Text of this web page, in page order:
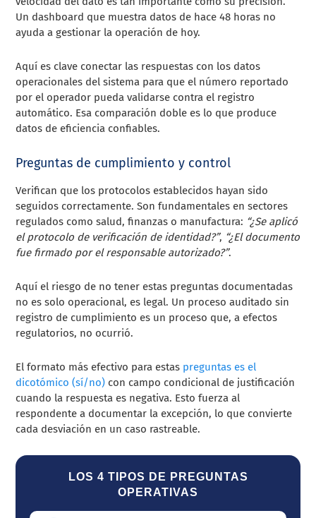
Un dashboard que muestra datos de hace 48 horas no
ayuda a gestionar la operación de hoy.
Aquí es clave conectar las respuestas con los datos
operacionales del sistema para que el número reportado
por el operador pueda validarse contra el registro
automático. Esa comparación doble es lo que produce
datos de eficiencia confiables.
Preguntas de cumplimiento y control
Verifican que los protocolos establecidos hayan sido
seguidos correctamente. Son fundamentales en sectores
regulados como salud, finanzas o manufactura: “¿Se aplicó
el protocolo de verificación de identidad?”, “¿El documento
fue firmado por el responsable autorizado?”.
Aquí el riesgo de no tener estas preguntas documentadas
no es solo operacional, es legal. Un proceso auditado sin
registro de cumplimiento es un proceso que, a efectos
regulatorios, no ocurrió.
El formato más efectivo para estas preguntas es el
dicotómico (sí/no) con campo condicional de justificación
cuando la respuesta es negativa. Esto fuerza al
respondente a documentar la excepción, lo que convierte
cada desviación en un caso rastreable.
LOS 4 TIPOS DE PREGUNTAS
OPERATIVAS